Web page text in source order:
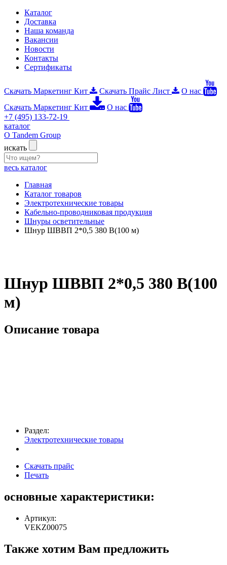
Каталог
Доставка
Наша команда
Вакансии
Новости
Контакты
Сертификаты
Скачать Маркетинг Кит Скачать Прайс Лист
О нас
Скачать Маркетинг Кит
О нас
+7 (495) 133-72-19
каталог
О Tandem Group
искать
весь каталог
Главная
Каталог товаров
Электротехнические товары
Кабельно-проводниковая продукция
Шнуры осветительные
Шнур ШВВП 2*0,5 380 В(100 м)
Шнур ШВВП 2*0,5 380 В(100
м)
Описание товара
Раздел:
Электротехнические товары
Скачать прайс
Печать
основные характеристики:
Артикул:
VEKZ00075
Также хотим Вам предложить